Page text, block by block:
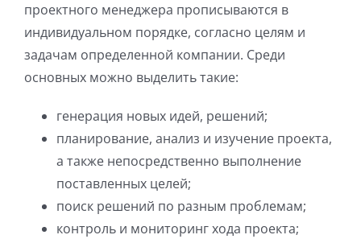
проектного менеджера прописываются в
индивидуальном порядке, согласно целям и
задачам определенной компании. Среди
основных можно выделить такие:
генерация новых идей, решений;
планирование, анализ и изучение проекта,
а также непосредственно выполнение
поставленных целей;
поиск решений по разным проблемам;
контроль и мониторинг хода проекта;